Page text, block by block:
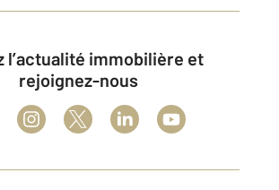
rejoignez-nous